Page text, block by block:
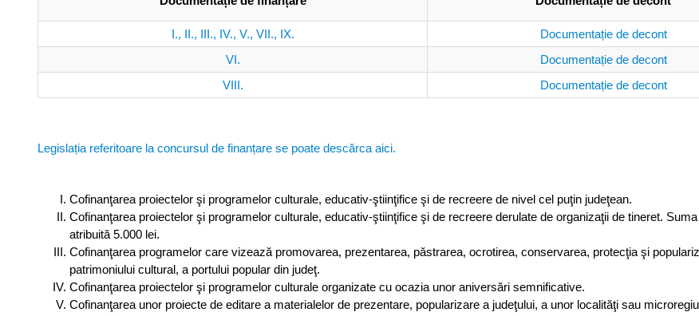
I., II., III., IV., V., VII., IX.
Documentație de decont
VI.
Documentație de decont
VIII.
Documentație de decont
Legislația referitoare la concursul de finanțare se poate descărca aici.
Cofinanţarea proiectelor şi programelor culturale, educativ-ştiinţifice şi de recreere de nivel cel puţin judeţean.
Cofinanţarea proiectelor şi programelor culturale, educativ-ştiinţifice şi de recreere derulate de organizaţii de tineret.
atribuită 5.000 lei.
Cofinanţarea programelor care vizează promovarea, prezentarea, păstrarea, ocrotirea, conservarea, protecţia şi
patrimoniului cultural, a portului popular din judeţ.
Cofinanţarea proiectelor şi programelor culturale organizate cu ocazia unor aniversări semnificative.
Cofinanţarea unor proiecte de editare a materialelor de prezentare, popularizare a judeţului, a unor localităţi sau